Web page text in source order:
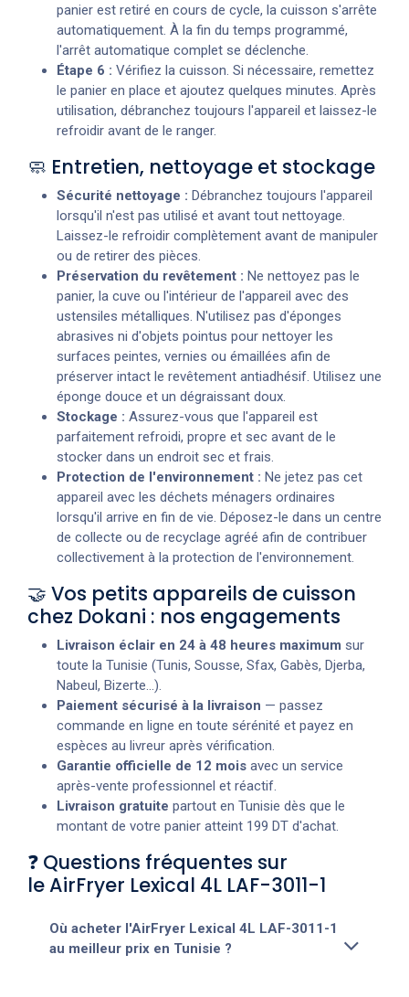
panier est retiré en cours de cycle, la cuisson s'arrête
automatiquement. À la fin du temps programmé,
l'arrêt automatique complet se déclenche.
Étape 6 : Vérifiez la cuisson. Si nécessaire, remettez
le panier en place et ajoutez quelques minutes. Après
utilisation, débranchez toujours l'appareil et laissez-le
refroidir avant de le ranger.
🧼 Entretien, nettoyage et stockage
Sécurité nettoyage : Débranchez toujours l'appareil
lorsqu'il n'est pas utilisé et avant tout nettoyage.
Laissez-le refroidir complètement avant de manipuler
ou de retirer des pièces.
Préservation du revêtement : Ne nettoyez pas le
panier, la cuve ou l'intérieur de l'appareil avec des
ustensiles métalliques. N'utilisez pas d'éponges
abrasives ni d'objets pointus pour nettoyer les
surfaces peintes, vernies ou émaillées afin de
préserver intact le revêtement antiadhésif. Utilisez une
éponge douce et un dégraissant doux.
Stockage : Assurez-vous que l'appareil est
parfaitement refroidi, propre et sec avant de le
stocker dans un endroit sec et frais.
Protection de l'environnement : Ne jetez pas cet
appareil avec les déchets ménagers ordinaires
lorsqu'il arrive en fin de vie. Déposez-le dans un centre
de collecte ou de recyclage agréé afin de contribuer
collectivement à la protection de l'environnement.
🤝 Vos petits appareils de cuisson
chez Dokani : nos engagements
Livraison éclair en 24 à 48 heures maximum sur
toute la Tunisie (Tunis, Sousse, Sfax, Gabès, Djerba,
Nabeul, Bizerte...).
Paiement sécurisé à la livraison — passez
commande en ligne en toute sérénité et payez en
espèces au livreur après vérification.
Garantie officielle de 12 mois avec un service
après-vente professionnel et réactif.
Livraison gratuite partout en Tunisie dès que le
montant de votre panier atteint 199 DT d'achat.
❓ Questions fréquentes sur
le AirFryer Lexical 4L LAF-3011-1
Où acheter l'AirFryer Lexical 4L LAF-3011-1
au meilleur prix en Tunisie ?